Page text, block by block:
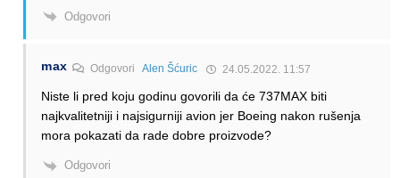
Odgovori
max OdgovoriAlen Šćuric 24.05.2022. 11:57
Niste li pred koju godinu govorili da će 737MAX biti
najkvalitetniji i najsigurniji avion jer Boeing nakon rušenja
mora pokazati da rade dobre proizvode?
Odgovori